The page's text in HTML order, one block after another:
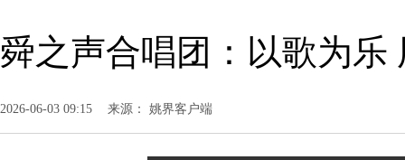
舜之声合唱团：以歌为乐
2026-06-03 09:15 来源： 姚界客户端